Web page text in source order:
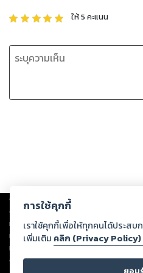
ให้5 คะแนน
Copyright © 2026
ต่อผลงานหรือเนื้อหาใดที่อัปโหลดผ่านเว็บ
ทรัพย์สินทางปัญญาของบุคคลอื่นหรือขัด
ทุกท่านโปรดใช้วิจารณญาณในการกลั่นกร
หนึ่งส่วนใดขัดต่อกฎหมายและศีลธรรม กรุ
ดำเนินการในทันที ทั้งนี้ ทางสตอรี่ล็อก
การใช้คุกกี้
เราใช้คุกกี้เพื่อให้ทุกคนได้ประส
เพิ่มเติม คลิก (Privacy